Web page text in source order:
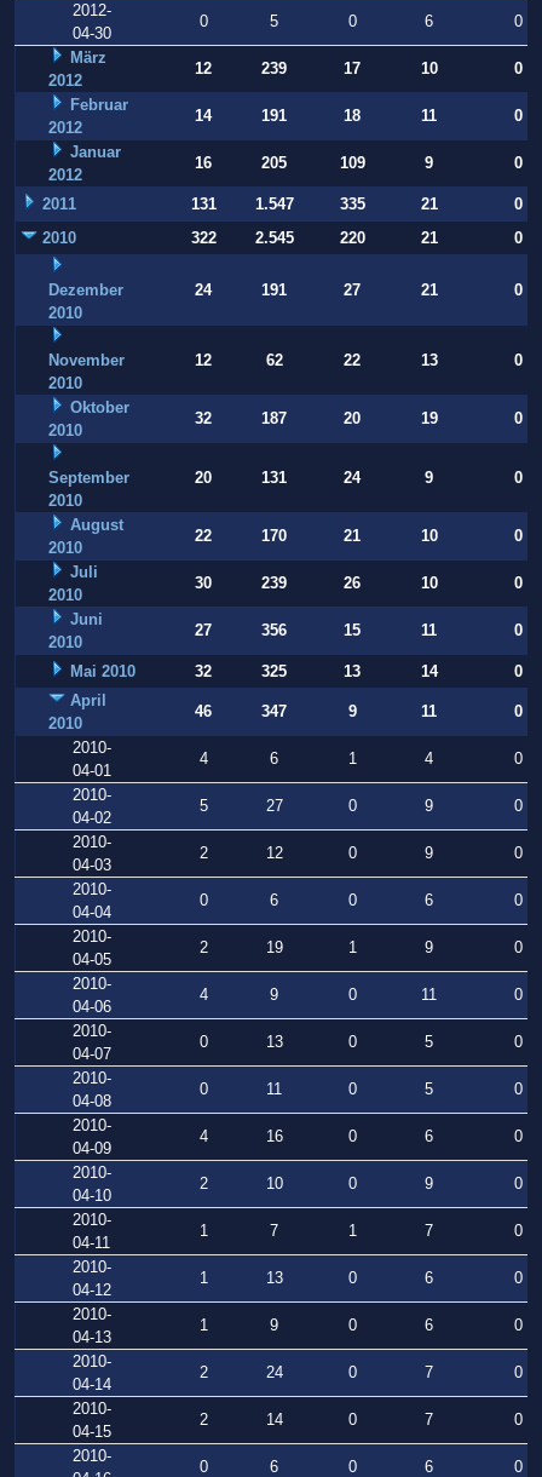
2012-
04-30
0 5 0 6
0
März
2012
12 239 17 10
0
Februar
2012
14 191 18 11
0
Januar
2012
16 205 109 9 0
2011 131 1.547 335 21
0
2010
322 2.545 220 21 0
Dezember
2010
24 191 27 21 0
November
2010
12 62 22 13 0
Oktober
2010
32 187 20 19 0
September
2010
20 131 24 9 0
August
2010
22 170 21 10
0
Juli
2010
30 239 26 10
0
Juni
2010
27 356 15 11 0
Mai 2010 32 325 13 14
0
April
2010
46 347 9 11
0
2010-
04-01
4 6 1 4
0
2010-
04-02
5 27 0 9
0
2010-
04-03
2 12 0 9
0
2010-
04-04
0 6 0 6
0
2010-
04-05
2 19 1 9
0
2010-
04-06
4 9 0 11
0
2010-
04-07
0 13 0 5
0
2010-
04-08
0 11 0 5
0
2010-
04-09
4 16 0 6
0
2010-
04-10
2 10 0 9
0
2010-
04-11
1 7 1 7
0
2010-
04-12
1 13 0 6
0
2010-
04-13
1 9 0 6
0
2010-
04-14
2 24 0 7
0
2010-
04-15
2 14 0 7
0
2010-
0 6 0 6
0